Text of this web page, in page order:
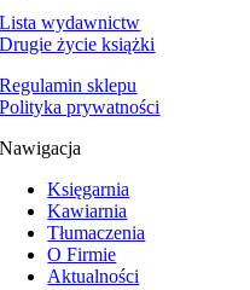
Lista wydawnictw
Drugie życie książki
Regulamin sklepu
Polityka prywatności
Nawigacja
Księgarnia
Kawiarnia
Tłumaczenia
O Firmie
Aktualności